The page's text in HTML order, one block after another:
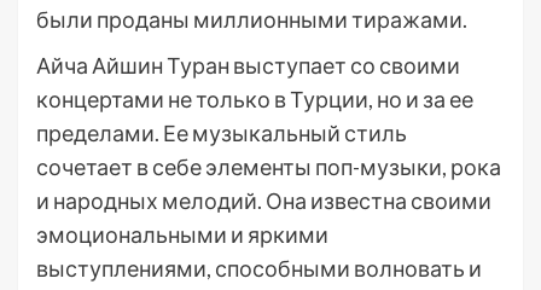
были проданы миллионными тиражами.
Айча Айшин Туран выступает со своими
концертами не только в Турции, но и за ее
пределами. Ее музыкальный стиль
сочетает в себе элементы поп-музыки, рока
и народных мелодий. Она известна своими
эмоциональными и яркими
выступлениями, способными волновать и